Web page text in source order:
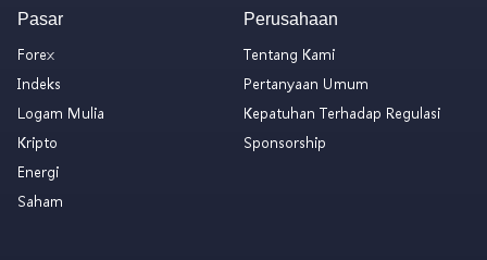
Pasar
Forex
Indeks
Logam Mulia
Kripto
Energi
Saham
Perusahaan
Tentang Kami
Pertanyaan Umum
Kepatuhan Terhadap Regulasi
Sponsorship